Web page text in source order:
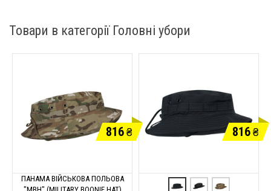
Товари в категорії Головні убори
816₴
ПАНАМА ВІЙСЬКОВА ПОЛЬОВА
816₴